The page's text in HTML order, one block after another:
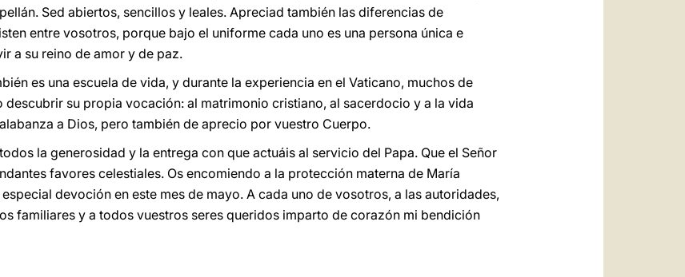
Sed abiertos, sencillos y leales. Apreciad también las diferencias de
entre vosotros, porque bajo el uniforme cada uno es una persona única e
a su reino de amor y de paz.
es una escuela de vida, y durante la experiencia en el Vaticano, muchos de
su propia vocación: al matrimonio cristiano, al sacerdocio y a la vida
a Dios, pero también de aprecio por vuestro Cuerpo.
la generosidad y la entrega con que actuáis al servicio del Papa. Que el Señor
favores celestiales. Os encomiendo a la protección materna de María
devoción en este mes de mayo. A cada uno de vosotros, a las autoridades,
familiares y a todos vuestros seres queridos imparto de corazón mi bendición